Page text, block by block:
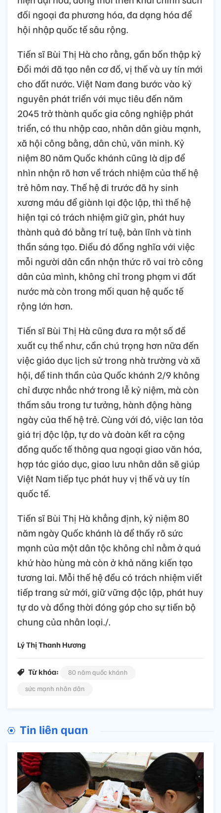
đối ngoại đa phương hóa, đa dạng hóa để
hội nhập quốc tế sâu rộng.
Tiến sĩ Bùi Thị Hà cho rằng, gần bốn thập kỷ
Đổi mới đã tạo nên cơ đồ, vị thế và uy tín mới
cho đất nước. Việt Nam đang bước vào kỷ
nguyên phát triển với mục tiêu đến năm
2045 trở thành quốc gia công nghiệp phát
triển, có thu nhập cao, nhân dân giàu mạnh,
xã hội công bằng, dân chủ, văn minh. Kỷ
niệm 80 năm Quốc khánh cũng là dịp để
nhìn nhận rõ hơn về trách nhiệm của thế hệ
trẻ hôm nay. Thế hệ đi trước đã hy sinh
xương máu để giành lại độc lập, thì thế hệ
hiện tại có trách nhiệm giữ gìn, phát huy
thành quả đó bằng trí tuệ, bản lĩnh và tinh
thần sáng tạo. Điều đó đồng nghĩa với việc
mỗi người dân cần nhận thức rõ vai trò công
dân của mình, không chỉ trong phạm vi đất
nước mà còn trong mối quan hệ quốc tế
rộng lớn hơn.
Tiến sĩ Bùi Thị Hà cũng đưa ra một số đề
xuất cụ thể như, cần chú trọng hơn nữa đến
việc giáo dục lịch sử trong nhà trường và xã
hội, để tinh thần của Quốc khánh 2/9 không
chỉ được nhắc nhớ trong lễ kỷ niệm, mà còn
thấm sâu trong tư tưởng, hành động hàng
ngày của thế hệ trẻ. Cùng với đó, việc lan tỏa
giá trị độc lập, tự do và đoàn kết ra cộng
đồng quốc tế thông qua ngoại giao văn hóa,
hợp tác giáo dục, giao lưu nhân dân sẽ giúp
Việt Nam tiếp tục phát huy vị thế và uy tín
quốc tế.
Tiến sĩ Bùi Thị Hà khẳng định, kỷ niệm 80
năm ngày Quốc khánh là để thấy rõ sức
mạnh của một dân tộc không chỉ nằm ở quá
khứ hào hùng mà còn ở khả năng kiến tạo
tương lai. Mỗi thế hệ đều có trách nhiệm viết
tiếp trang sử mới, giữ vững độc lập, phát huy
tự do và đồng thời đóng góp cho sự tiến bộ
chung của nhân loại./.
Lý Thị Thanh Hương
Từ khóa:
80 năm quốc khánh
sức mạnh nhân dân
Tin liên quan